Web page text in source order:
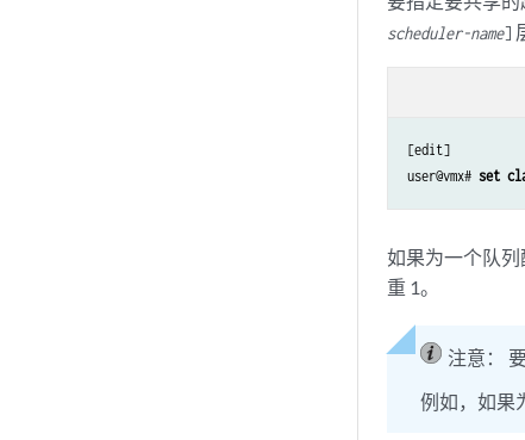
scheduler-name]
[edit]
user@vmx# set
如果为一个队
重 1。
注意：
例如，如果